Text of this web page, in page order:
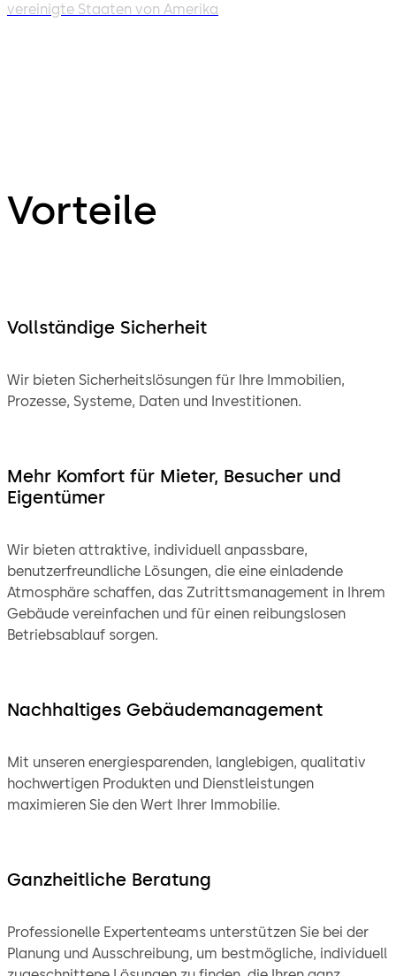
vereinigte Staaten von Amerika
Vorteile
Vollständige Sicherheit
Wir bieten Sicherheitslösungen für Ihre Immobilien,
Prozesse, Systeme, Daten und Investitionen.
Mehr Komfort für Mieter, Besucher und
Eigentümer
Wir bieten attraktive, individuell anpassbare,
benutzerfreundliche Lösungen, die eine einladende
Atmosphäre schaffen, das Zutrittsmanagement in Ihrem
Gebäude vereinfachen und für einen reibungslosen
Betriebsablauf sorgen.
Nachhaltiges Gebäudemanagement
Mit unseren energiesparenden, langlebigen, qualitativ
hochwertigen Produkten und Dienstleistungen
maximieren Sie den Wert Ihrer Immobilie.
Ganzheitliche Beratung
Professionelle Expertenteams unterstützen Sie bei der
Planung und Ausschreibung, um bestmögliche, individuell